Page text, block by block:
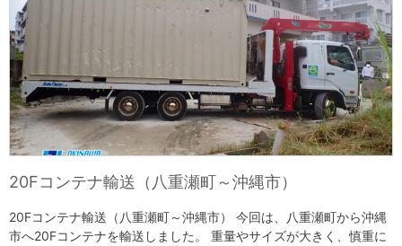
20Fコンテナ輸送（八重瀬町～沖縄市）
20Fコンテナ輸送（八重瀬町～沖縄市） 今回は、八重瀬町から沖縄
市へ20Fコンテナを輸送しました。 重量やサイズが大きく、慎重に